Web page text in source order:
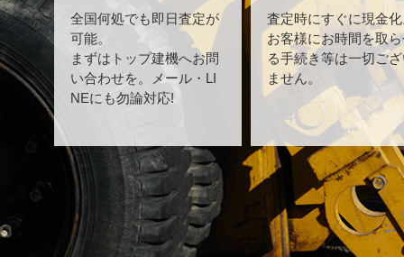
全国何処でも即日査定が
可能。
まずはトップ建機へお問
い合わせを。メール・LI
NEにも勿論対応!
査定時にすぐに現金
お客様にお時間を取
る手続き等は一切ご
ません。